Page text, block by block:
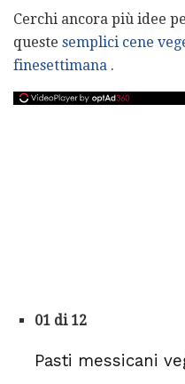
Cerchi ancora più idee
queste semplici cene
finesettimana .
01 di 12
Pasti messicani